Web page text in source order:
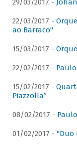
29/03/2017 -
22/03/2017 -
ao Barraco"
15/03/2017 -
22/02/2017 -
15/02/2017 -
Piazzolla”
08/02/2017 -
01/02/2017 - "Duo